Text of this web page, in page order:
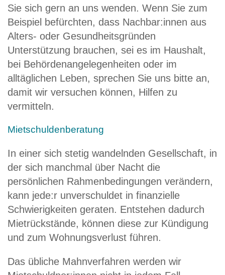
Sie sich gern an uns wenden. Wenn Sie zum
Beispiel befürchten, dass Nachbar:innen aus
Alters- oder Gesundheitsgründen
Unterstützung brauchen, sei es im Haushalt,
bei Behördenangelegenheiten oder im
alltäglichen Leben, sprechen Sie uns bitte an,
damit wir versuchen können, Hilfen zu
vermitteln.
Mietschuldenberatung
In einer sich stetig wandelnden Gesellschaft, in
der sich manchmal über Nacht die
persönlichen Rahmenbedingungen verändern,
kann jede:r unverschuldet in finanzielle
Schwierigkeiten geraten. Entstehen dadurch
Mietrückstände, können diese zur Kündigung
und zum Wohnungsverlust führen.
Das übliche Mahnverfahren werden wir